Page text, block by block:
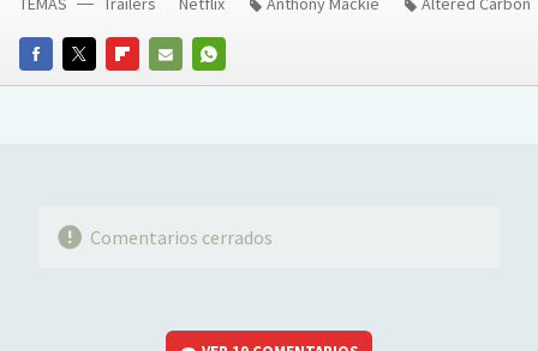
FACEBOOKTWITTERFLIPBOARD
E-
WHATSAPP
Comentarios cerrados